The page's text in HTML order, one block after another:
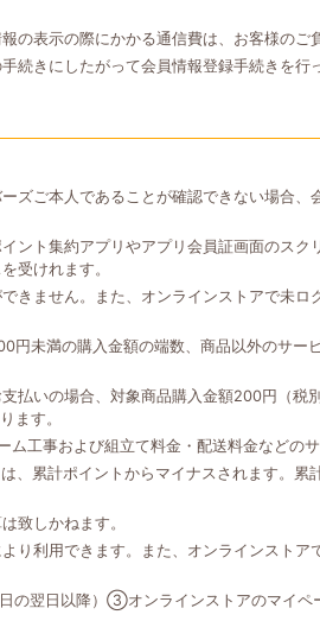
表示の際にかかる通信費は、お客様のご
きにしたがって会員情報登録手続きを行
ズご本人であることが確認できない場合、
ント集約アプリやアプリ会員証画面のスク
受けれます。
きません。また、オンラインストアで未ロ
未満の購入金額の端数、商品以外のサー
払いの場合、対象商品購入金額200円（税
ます。
工事および組立て料金・配送料金などの
、累計ポイントからマイナスされます。累
致しかねます。
り利用できます。また、オンラインストア
翌日以降）③オンラインストアのマイペ